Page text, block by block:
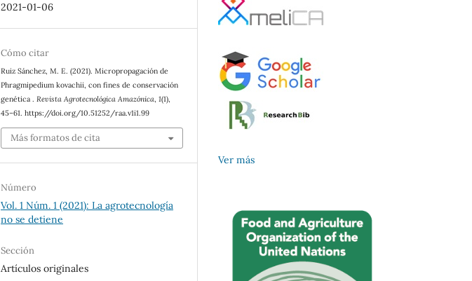
2021-01-06
Cómo citar
Ruiz Sánchez, M. E. (2021). Micropropagación de
Phragmipedium kovachii, con fines de conservación
genética .Revista Agrotecnológica Amazónica,1(1),
45–61. https://doi.org/10.51252/raa.v1i1.99
Más formatos de cita
Número
Vol. 1 Núm. 1 (2021): La agrotecnología
no se detiene
Sección
Artículos originales
Ver más